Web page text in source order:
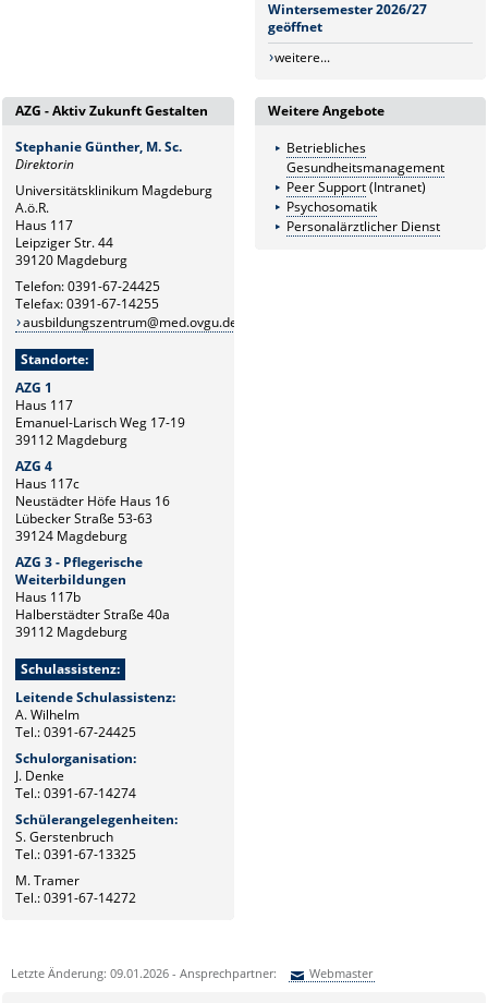
Wintersemester 2026/27
geöffnet
weitere...
AZG - Aktiv Zukunft Gestalten
Stephanie Günther, M. Sc.
Direktorin
Universitätsklinikum Magdeburg
A.ö.R.
Haus 117
Leipziger Str. 44
39120 Magdeburg
Telefon: 0391-67-24425
Telefax: 0391-67-14255
ausbildungszentrum@med.ovgu.de
Standorte:
AZG 1
Haus 117
Emanuel-Larisch Weg 17-19
39112 Magdeburg
AZG 4
Haus 117c
Neustädter Höfe Haus 16
Lübecker Straße 53-63
39124 Magdeburg
AZG 3 - Pflegerische
Weiterbildungen
Haus 117b
Halberstädter Straße 40a
39112 Magdeburg
Schulassistenz:
Leitende Schulassistenz:
A. Wilhelm
Tel.: 0391-67-24425
Schulorganisation:
J. Denke
Tel.: 0391-67-14274
Schülerangelegenheiten:
S. Gerstenbruch
Tel.: 0391-67-13325
M. Tramer
Tel.: 0391-67-14272
Weitere Angebote
Betriebliches
Gesundheitsmanagement
Peer Support(Intranet)
Psychosomatik
Personalärztlicher Dienst
Letzte Änderung: 09.01.2026 - Ansprechpartner: Webmaster